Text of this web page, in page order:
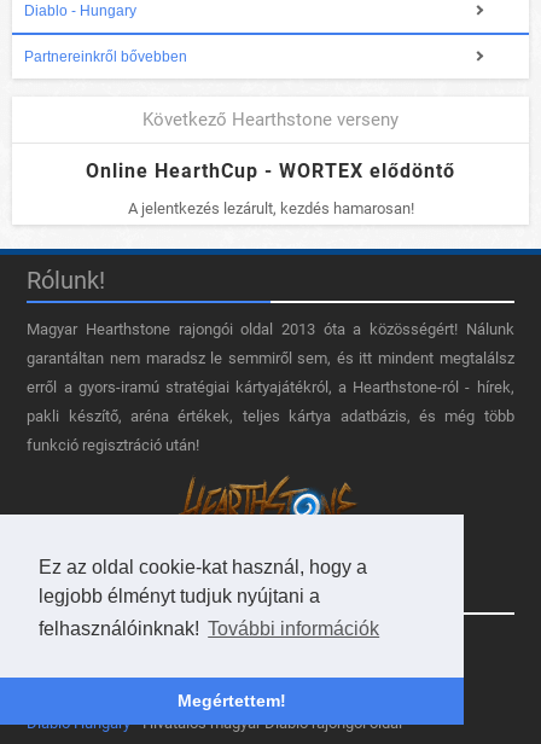
Ez az oldal cookie-kat használ, hogy a
legjobb élményt tudjuk nyújtani a
felhasználóinknak! További információk
Megértettem!
Diablo - Hungary
Partnereinkről bővebben
Következő Hearthstone verseny
Online HearthCup - WORTEX elődöntő
A jelentkezés lezárult, kezdés hamarosan!
Rólunk!
Magyar Hearthstone​ rajongói oldal 2013 óta a közösségért! Nálunk
garantáltan nem maradsz le semmiről sem, és itt mindent megtalálsz
erről a gyors-iramú stratégiai kártyajátékról, a Hearthstone-ról - hírek,
pakli készítő, aréna értékek, teljes kártya adatbázis, és még több
funkció regisztráció után!
Partnereink
Szukits Internetes Könyváruház- WarCraft könyvek magyarul
ABCkitűző.hu- Minden, ami kitűző!
Diablo Hungary- Hivatalos magyar Diablo rajongói oldal